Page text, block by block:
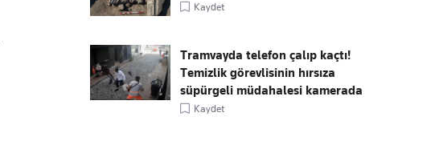
Kaydet
Tramvayda telefon çalıp kaçtı!
Temizlik görevlisinin hırsıza
süpürgeli müdahalesi kamerada
Kaydet